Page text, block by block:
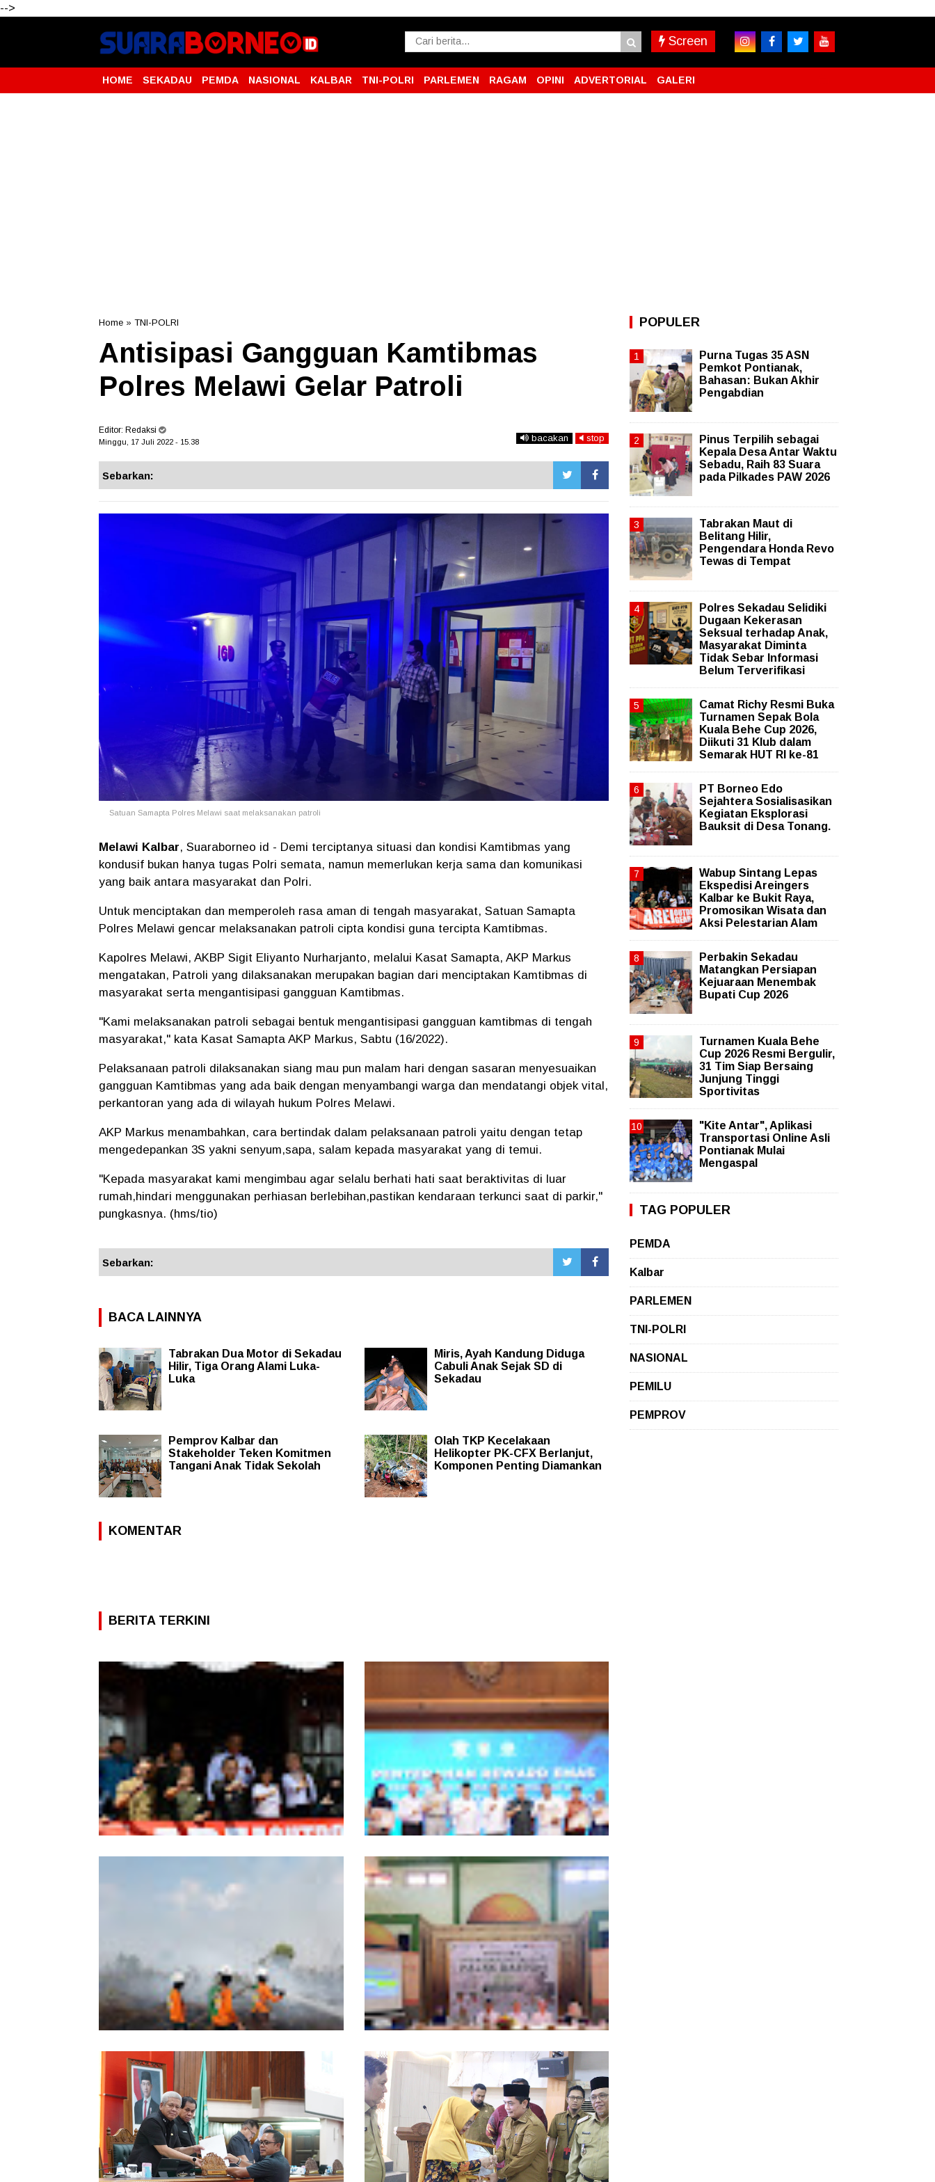
-->
Screen
HOME SEKADAU PEMDA NASIONAL KALBAR TNI-POLRI PARLEMEN RAGAM OPINI ADVERTORIAL GALERI
Home » TNI-POLRI
Antisipasi Gangguan Kamtibmas
Polres Melawi Gelar Patroli
Editor: Redaksi
Minggu, 17 Juli 2022 - 15.38 bacakan stop
Sebarkan:
Satuan Samapta Polres Melawi saat melaksanakan patroli
Melawi Kalbar, Suaraborneo id - Demi terciptanya situasi dan kondisi Kamtibmas yang
kondusif bukan hanya tugas Polri semata, namun memerlukan kerja sama dan komunikasi
yang baik antara masyarakat dan Polri.
Untuk menciptakan dan memperoleh rasa aman di tengah masyarakat, Satuan Samapta
Polres Melawi gencar melaksanakan patroli cipta kondisi guna tercipta Kamtibmas.
Kapolres Melawi, AKBP Sigit Eliyanto Nurharjanto, melalui Kasat Samapta, AKP Markus
mengatakan, Patroli yang dilaksanakan merupakan bagian dari menciptakan Kamtibmas di
masyarakat serta mengantisipasi gangguan Kamtibmas.
"Kami melaksanakan patroli sebagai bentuk mengantisipasi gangguan kamtibmas di tengah
masyarakat," kata Kasat Samapta AKP Markus, Sabtu (16/2022).
Pelaksanaan patroli dilaksanakan siang mau pun malam hari dengan sasaran menyesuaikan
gangguan Kamtibmas yang ada baik dengan menyambangi warga dan mendatangi objek vital,
perkantoran yang ada di wilayah hukum Polres Melawi.
AKP Markus menambahkan, cara bertindak dalam pelaksanaan patroli yaitu dengan tetap
mengedepankan 3S yakni senyum,sapa, salam kepada masyarakat yang di temui.
"Kepada masyarakat kami mengimbau agar selalu berhati hati saat beraktivitas di luar
rumah,hindari menggunakan perhiasan berlebihan,pastikan kendaraan terkunci saat di parkir,"
pungkasnya. (hms/tio)
Sebarkan:
BACA LAINNYA
Tabrakan Dua Motor di Sekadau
Hilir, Tiga Orang Alami Luka-
Luka
Miris, Ayah Kandung Diduga
Cabuli Anak Sejak SD di
Sekadau
Pemprov Kalbar dan
Stakeholder Teken Komitmen
Tangani Anak Tidak Sekolah
Olah TKP Kecelakaan
Helikopter PK-CFX Berlanjut,
Komponen Penting Diamankan
KOMENTAR
BERITA TERKINI
Pemprov Kalbar Tegaskan Komitmen
Percepat Digitalisasi Pelayanan Publik
Karhutla Dekati SMKN 1 Sungai Raya, Tim
SAR Dit Samapta Polda Kalbar Antipasi
Api Meluas
Layanan Samsat GOKATAN Diperpanjang
Jadi Tiga Hari
POPULER
Purna Tugas 35 ASN
Pemkot Pontianak,
Bahasan: Bukan Akhir
Pengabdian
Pinus Terpilih sebagai
Kepala Desa Antar Waktu
Sebadu, Raih 83 Suara
pada Pilkades PAW 2026
Tabrakan Maut di
Belitang Hilir,
Pengendara Honda Revo
Tewas di Tempat
Polres Sekadau Selidiki
Dugaan Kekerasan
Seksual terhadap Anak,
Masyarakat Diminta
Tidak Sebar Informasi
Belum Terverifikasi
Camat Richy Resmi Buka
Turnamen Sepak Bola
Kuala Behe Cup 2026,
Diikuti 31 Klub dalam
Semarak HUT RI ke-81
PT Borneo Edo
Sejahtera Sosialisasikan
Kegiatan Eksplorasi
Bauksit di Desa Tonang.
Wabup Sintang Lepas
Ekspedisi Areingers
Kalbar ke Bukit Raya,
Promosikan Wisata dan
Aksi Pelestarian Alam
Perbakin Sekadau
Matangkan Persiapan
Kejuaraan Menembak
Bupati Cup 2026
Turnamen Kuala Behe
Cup 2026 Resmi Bergulir,
31 Tim Siap Bersaing
Junjung Tinggi
Sportivitas
"Kite Antar", Aplikasi
Transportasi Online Asli
Pontianak Mulai
Mengaspal
TAG POPULER
PEMDA
Kalbar
PARLEMEN
TNI-POLRI
NASIONAL
PEMILU
PEMPROV